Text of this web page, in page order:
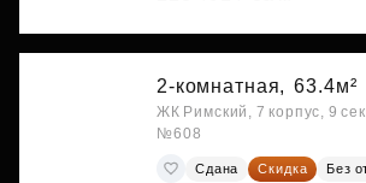
2-комнатная, 63.4м²
ЖК Римский, 7 корпус, 9
№608
Сдана Скидка
Без